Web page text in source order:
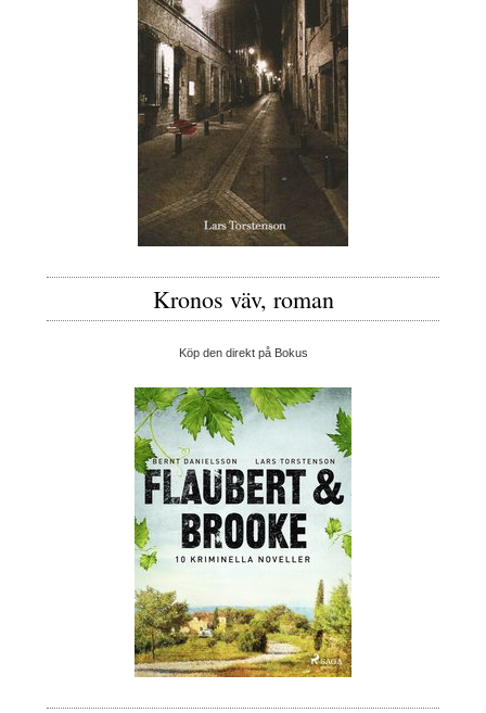
Kronos väv, roman
Köp den direkt på Bokus